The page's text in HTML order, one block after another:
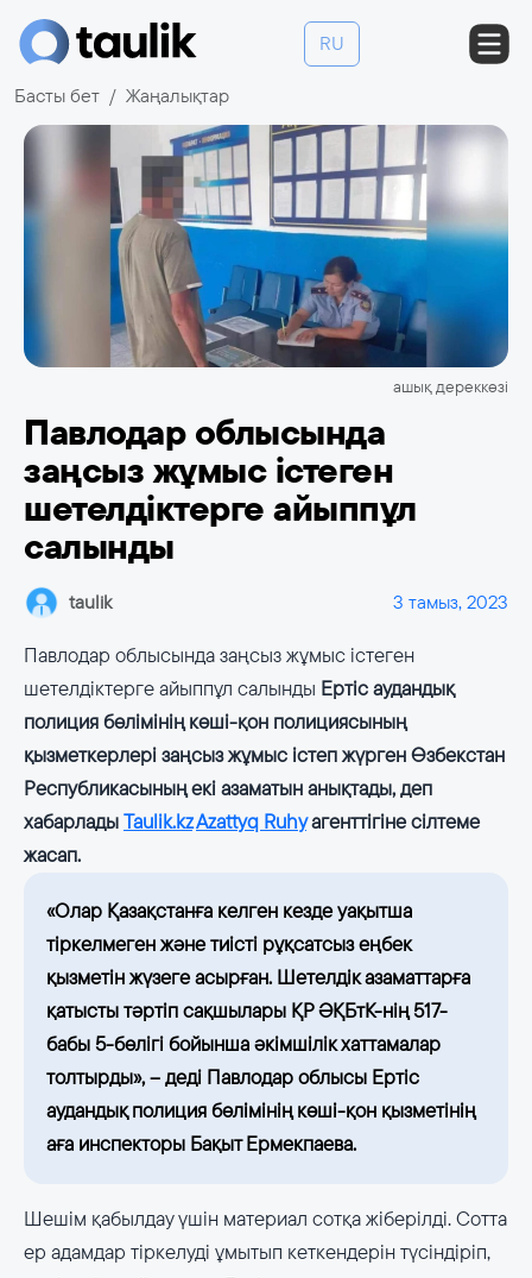
RU
Басты бет Жаңалықтар
ашық дереккөзі
Павлодар облысында
заңсыз жұмыс істеген
шетелдіктерге айыппұл
салынды
taulik 3 тамыз, 2023
Павлодар облысында заңсыз жұмыс істеген
шетелдіктерге айыппұл салынды Ертіс аудандық
полиция бөлімінің көші-қон полициясының
қызметкерлері заңсыз жұмыс істеп жүрген Өзбекстан
Республикасының екі азаматын анықтады, деп
хабарладыTaulik.kzAzattyq Ruhyагенттігіне сілтеме
жасап.
«Олар Қазақстанға келген кезде уақытша
тіркелмеген және тиісті рұқсатсыз еңбек
қызметін жүзеге асырған. Шетелдік азаматтарға
қатысты тәртіп сақшылары ҚР ӘҚБтК-нің 517-
бабы 5-бөлігі бойынша әкімшілік хаттамалар
толтырды», – деді Павлодар облысы Ертіс
аудандық полиция бөлімінің көші-қон қызметінің
аға инспекторы Бақыт Ермекпаева.
Шешім қабылдау үшін материал сотқа жіберілді. Сотта
ер адамдар тіркелуді ұмытып кеткендерін түсіндіріп,